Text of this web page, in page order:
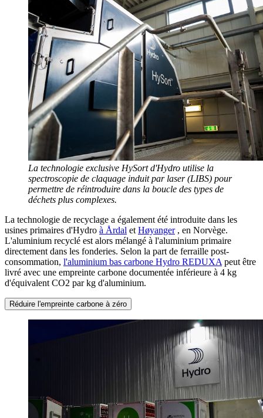
La technologie exclusive HySort d'Hydro utilise la
spectroscopie de claquage induit par laser (LIBS) pour
permettre de réintroduire dans la boucle des types de
déchets plus complexes.
La technologie de recyclage a également été introduite dans les
usines primaires d'Hydro à Årdal et Høyanger, en Norvège.
L'aluminium recyclé est alors mélangé à l'aluminium primaire
directement dans les fonderies. Selon la part de ferraille post-
consommation, l'aluminium bas carbone Hydro REDUXA peut être
livré avec une empreinte carbone documentée inférieure à 4 kg
d'équivalent CO2 par kg d'aluminium.
Réduire l'empreinte carbone à zéro